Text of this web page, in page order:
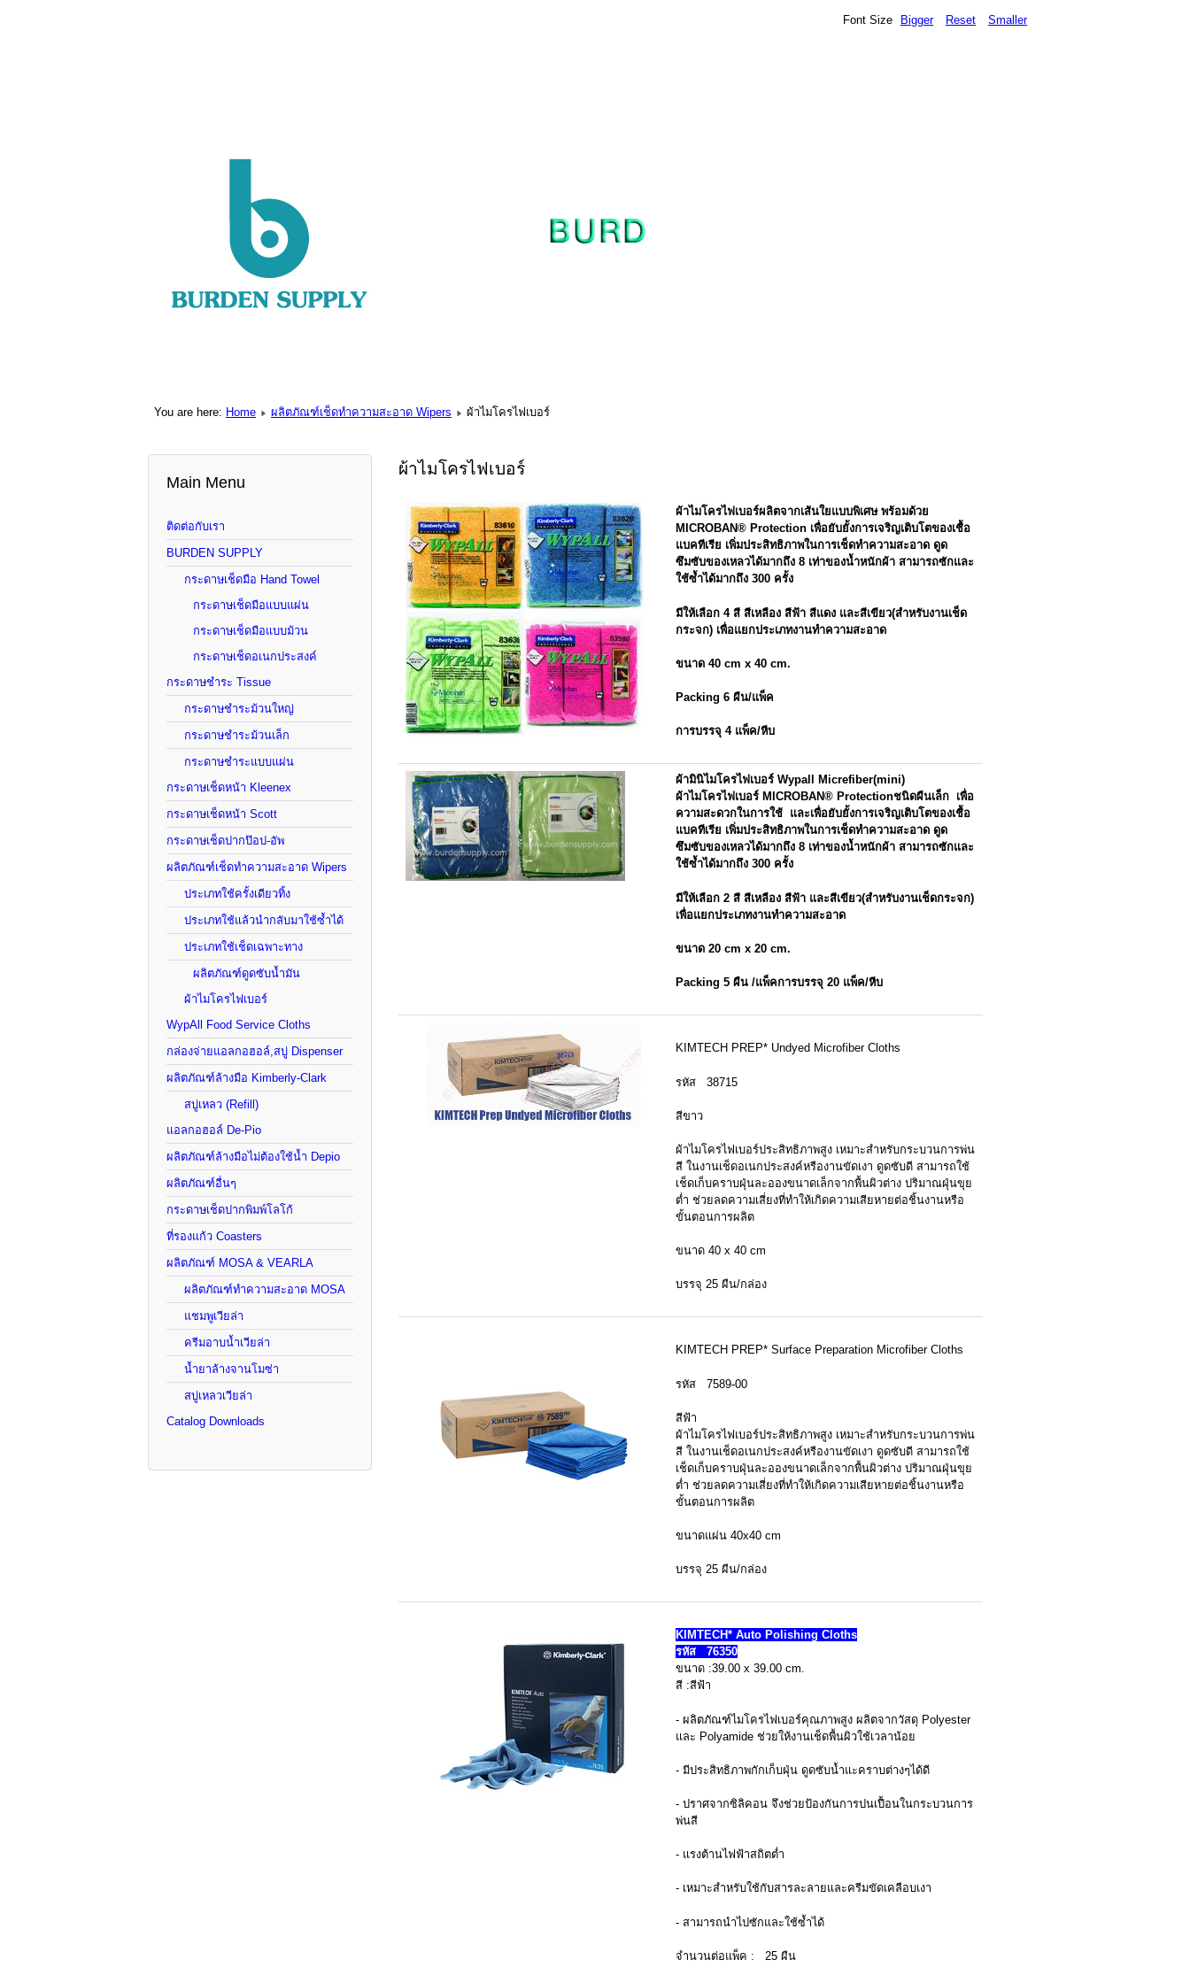
Font Size Bigger Reset Smaller
You are here: Home ผลิตภัณฑ์เช็ดทำความสะอาด Wipers ผ้าไมโครไฟเบอร์
Main Menu
ติดต่อกับเรา
BURDEN SUPPLY
กระดาษเช็ดมือ Hand Towel
กระดาษเช็ดมือแบบแผ่น
กระดาษเช็ดมือแบบม้วน
กระดาษเช็ดอเนกประสงค์
กระดาษชำระ Tissue
กระดาษชำระม้วนใหญ่
กระดาษชำระม้วนเล็ก
กระดาษชำระแบบแผ่น
กระดาษเช็ดหน้า Kleenex
กระดาษเช็ดหน้า Scott
กระดาษเช็ดปากป๊อป-อัพ
ผลิตภัณฑ์เช็ดทำความสะอาด Wipers
ประเภทใช้ครั้งเดียวทิ้ง
ประเภทใช้แล้วนำกลับมาใช้ซ้ำได้
ประเภทใช้เช็ดเฉพาะทาง
ผลิตภัณฑ์ดูดซับน้ำมัน
ผ้าไมโครไฟเบอร์
WypAll Food Service Cloths
กล่องจ่ายแอลกอฮอล์,สบู่ Dispenser
ผลิตภัณฑ์ล้างมือ Kimberly-Clark
สบู่เหลว (Refill)
แอลกอฮอล์ De-Pio
ผลิตภัณฑ์ล้างมือไม่ต้องใช้น้ำ Depio
ผลิตภัณฑ์อื่นๆ
กระดาษเช็ดปากพิมพ์โลโก้
ที่รองแก้ว Coasters
ผลิตภัณฑ์ MOSA & VEARLA
ผลิตภัณฑ์ทำความสะอาด MOSA
แชมพูเวียล่า
ครีมอาบน้ำเวียล่า
น้ำยาล้างจานโมซ่า
สบู่เหลวเวียล่า
Catalog Downloads
ผ้าไมโครไฟเบอร์
ผ้าไมโครไฟเบอร์ผลิตจากเส้นใยแบบพิเศษ พร้อมด้วย
MICROBAN® Protection เพื่อยับยั้งการเจริญเติบโตของเชื้อ
แบคทีเรีย เพิ่มประสิทธิภาพในการเช็ดทำความสะอาด ดูด
ซึมซับของเหลวได้มากถึง 8 เท่าของน้ำหนักผ้า สามารถซักและ
ใช้ซ้ำได้มากถึง 300 ครั้ง
มีให้เลือก 4 สี สีเหลือง สีฟ้า สีแดง และสีเขียว(สำหรับงานเช็ด
กระจก) เพื่อแยกประเภทงานทำความสะอาด
ขนาด 40 cm x 40 cm.
Packing 6 ผืน/แพ็ค
การบรรจุ 4 แพ็ค/หีบ
ผ้ามินิไมโครไฟเบอร์ Wypall Micrefiber(mini)
ผ้าไมโครไฟเบอร์ MICROBAN® Protectionชนิดผืนเล็ก เพื่อ
ความสะดวกในการใช้ และเพื่อยับยั้งการเจริญเติบโตของเชื้อ
แบคทีเรีย เพิ่มประสิทธิภาพในการเช็ดทำความสะอาด ดูด
ซึมซับของเหลวได้มากถึง 8 เท่าของน้ำหนักผ้า สามารถซักและ
ใช้ซ้ำได้มากถึง 300 ครั้ง
มีให้เลือก 2 สี สีเหลือง สีฟ้า และสีเขียว(สำหรับงานเช็ดกระจก)
เพื่อแยกประเภทงานทำความสะอาด
ขนาด 20 cm x 20 cm.
Packing 5 ผืน /แพ็คการบรรจุ 20 แพ็ค/หีบ
KIMTECH PREP* Undyed Microfiber Cloths
รหัส 38715
สีขาว
ผ้าไมโครไฟเบอร์ประสิทธิภาพสูง เหมาะสำหรับกระบวนการพ่น
สี ในงานเช็ดอเนกประสงค์หรืองานขัดเงา ดูดซับดี สามารถใช้
เช็ดเก็บคราบฝุ่นละอองขนาดเล็กจากพื้นผิวต่าง ปริมาณฝุ่นขุย
ต่ำ ช่วยลดความเสี่ยงที่ทำให้เกิดความเสียหายต่อชิ้นงานหรือ
ขั้นตอนการผลิต
ขนาด 40 x 40 cm
บรรจุ 25 ผืน/กล่อง
KIMTECH PREP* Surface Preparation Microfiber Cloths
รหัส 7589-00
สีฟ้า
ผ้าไมโครไฟเบอร์ประสิทธิภาพสูง เหมาะสำหรับกระบวนการพ่น
สี ในงานเช็ดอเนกประสงค์หรืองานขัดเงา ดูดซับดี สามารถใช้
เช็ดเก็บคราบฝุ่นละอองขนาดเล็กจากพื้นผิวต่าง ปริมาณฝุ่นขุย
ต่ำ ช่วยลดความเสี่ยงที่ทำให้เกิดความเสียหายต่อชิ้นงานหรือ
ขั้นตอนการผลิต
ขนาดแผ่น 40x40 cm
บรรจุ 25 ผืน/กล่อง
KIMTECH* Auto Polishing Cloths
รหัส 76350
ขนาด :39.00 x 39.00 cm.
สี :สีฟ้า
- ผลิตภัณฑ์ไมโครไฟเบอร์คุณภาพสูง ผลิตจากวัสดุ Polyester
และ Polyamide ช่วยให้งานเช็ดพื้นผิวใช้เวลาน้อย
- มีประสิทธิภาพกักเก็บฝุ่น ดูดซับน้ำแะคราบต่างๆได้ดี
- ปราศจากซิลิคอน จึงช่วยป้องกันการปนเปื้อนในกระบวนการ
พ่นสี
- แรงต้านไฟฟ้าสถิตต่ำ
- เหมาะสำหรับใช้กับสารละลายและครีมขัดเคลือบเงา
- สามารถนำไปซักและใช้ซ้ำได้
จำนวนต่อแพ็ค : 25 ผืน